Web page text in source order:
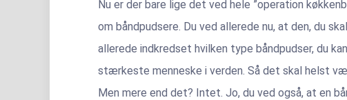
Nu er der bare lige det ved hele ”operation
om båndpudsere. Du ved allerede nu, at den, du
allerede indkredset hvilken type båndpudser, du
stærkeste menneske i verden. Så det skal helst
Men mere end det? Intet. Jo, du ved også, at en